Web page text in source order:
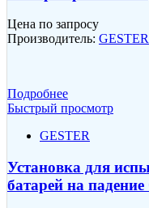
Цена по запросу
Производитель: GESTER
Подробнее
Быстрый просмотр
GESTER
Установка для
батарей на